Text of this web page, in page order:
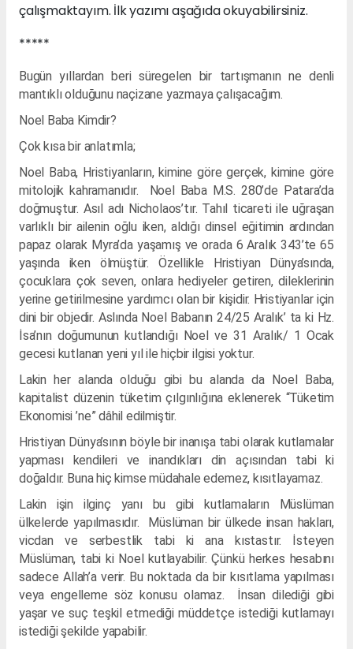
çalışmaktayım. İlk yazımı aşağıda okuyabilirsiniz.
*****
Bugün yıllardan beri süregelen bir tartışmanın ne denli
mantıklı olduğunu naçizane yazmaya çalışacağım.
Noel Baba Kimdir?
Çok kısa bir anlatımla;
Noel Baba, Hristiyanların, kimine göre gerçek, kimine göre
mitolojik kahramanıdır. Noel Baba M.S. 280’de Patara’da
doğmuştur. Asıl adı Nicholaos’tır. Tahıl ticareti ile uğraşan
varlıklı bir ailenin oğlu iken, aldığı dinsel eğitimin ardından
papaz olarak Myra’da yaşamış ve orada 6 Aralık 343’te 65
yaşında iken ölmüştür. Özellikle Hristiyan Dünya’sında,
çocuklara çok seven, onlara hediyeler getiren, dileklerinin
yerine getirilmesine yardımcı olan bir kişidir. Hristiyanlar için
dini bir objedir. Aslında Noel Babanın 24/25 Aralık’ ta ki Hz.
İsa’nın doğumunun kutlandığı Noel ve 31 Aralık/ 1 Ocak
gecesi kutlanan yeni yıl ile hiçbir ilgisi yoktur.
Lakin her alanda olduğu gibi bu alanda da Noel Baba,
kapitalist düzenin tüketim çılgınlığına eklenerek “Tüketim
Ekonomisi ’ne” dâhil edilmiştir.
Hristiyan Dünya’sının böyle bir inanışa tabi olarak kutlamalar
yapması kendileri ve inandıkları din açısından tabi ki
doğaldır. Buna hiç kimse müdahale edemez, kısıtlayamaz.
Lakin işin ilginç yanı bu gibi kutlamaların Müslüman
ülkelerde yapılmasıdır. Müslüman bir ülkede insan hakları,
vicdan ve serbestlik tabi ki ana kıstastır. İsteyen
Müslüman, tabi ki Noel kutlayabilir. Çünkü herkes hesabını
sadece Allah’a verir. Bu noktada da bir kısıtlama yapılması
veya engelleme söz konusu olamaz. İnsan dilediği gibi
yaşar ve suç teşkil etmediği müddetçe istediği kutlamayı
istediği şekilde yapabilir.